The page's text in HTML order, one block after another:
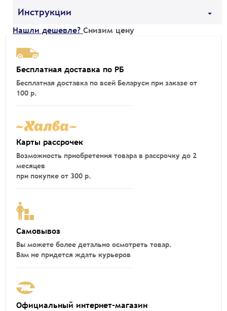
Инструкции
Нашли дешевле? Снизим цену
Бесплатная доставка по РБ
Бесплатная доставка по всей Беларуси при заказе от
100 р.
Карты рассрочек
Возможность приобретения товара в рассрочку до 2
месяцев
при покупке от 300 р.
Самовывоз
Вы можете более детально осмотреть товар.
Вам не придется ждать курьеров
Официальный интернет-магазин